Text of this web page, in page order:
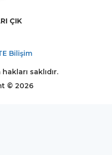
ÇIK
Bilişim
saklıdır.
© 2026